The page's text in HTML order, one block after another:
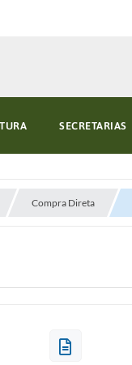
SECRETARIAS
Compra Direta